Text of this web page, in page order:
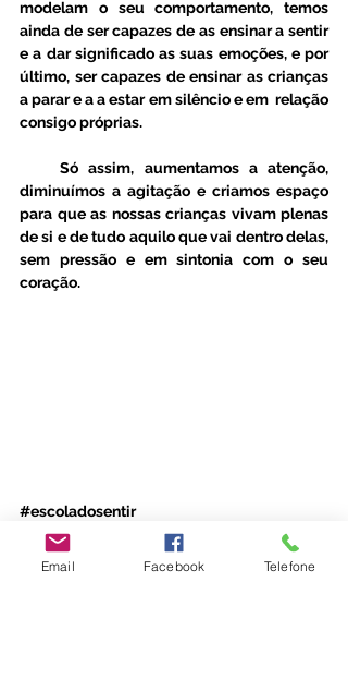
modelam o seu comportamento, temos
ainda de ser capazes de as ensinar a sentir
e a dar significado as suas emoções, e por
último, ser capazes de ensinar as crianças
a parar e a a estar em silêncio e em  relação
consigo próprias.
diminuímos a agitação e criamos espaço
para que as nossas crianças vivam plenas
de si e de tudo aquilo que vai dentro delas,
sem pressão e em sintonia com o seu
coração.
#escoladosentir
Emoções
Desenvolvimento Infantil
Email Facebook Telefone